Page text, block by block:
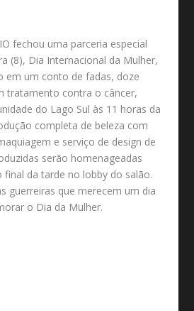
fechou uma parceria especial
(8), Dia Internacional da Mulher,
em um conto de fadas, doze
tratamento contra o câncer,
do Lago Sul às 11 horas da
completa de beleza com
e serviço de design de
serão homenageadas
da tarde no lobby do salão.
guerreiras que merecem um dia
o Dia da Mulher.